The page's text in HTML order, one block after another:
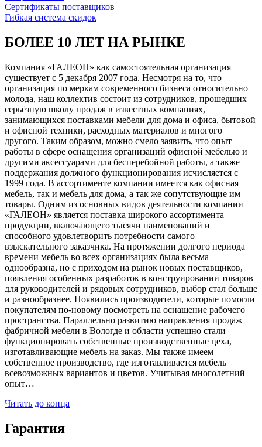
Сертификаты поставщиков
Гибкая система скидок
БОЛЕЕ 10 ЛЕТ НА РЫНКЕ
Компания «ГАЛЕОН» как самостоятельная организация
существует с 5 декабря 2007 года. Несмотря на то, что
организация по меркам современного бизнеса относительно
молода, наш коллектив состоит из сотрудников, прошедших
серьёзную школу продаж в известных компаниях,
занимающихся поставками мебели для дома и офиса, бытовой
и офисной техники, расходных материалов и многого
другого. Таким образом, можно смело заявить, что опыт
работы в сфере оснащения организаций офисной мебелью и
другими аксессуарами для бесперебойной работы, а также
поддержания должного функционирования исчисляется с
1999 года. В ассортименте компании имеется как офисная
мебель, так и мебель для дома, а так же сопутствующие им
товары. Одним из основных видов деятельности компании
«ГАЛЕОН» является поставка широкого ассортимента
продукции, включающего тысячи наименований и
способного удовлетворить потребности самого
взыскательного заказчика. На протяжении долгого периода
времени мебель во всех организациях была весьма
однообразна, но с приходом на рынок новых поставщиков,
появления особенных разработок в конструировании товаров
для руководителей и рядовых сотрудников, выбор стал больше
и разнообразнее. Появились производители, которые помогли
покупателям по-новому посмотреть на оснащение рабочего
пространства. Параллельно развитию направления продаж
фабричной мебели в Вологде и области успешно стали
функционировать собственные производственные цеха,
изготавливающие мебель на заказ. Мы также имеем
собственное производство, где изготавливается мебель
всевозможных вариантов и цветов. Учитывая многолетний
опыт…
Читать до конца
Гарантия